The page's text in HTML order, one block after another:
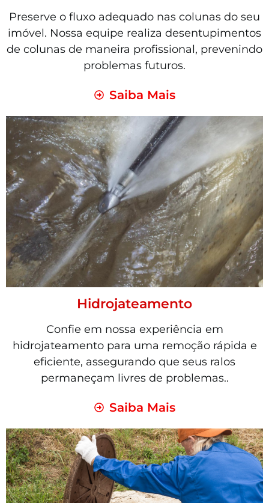
Preserve o fluxo adequado nas colunas do seu
imóvel. Nossa equipe realiza desentupimentos
de colunas de maneira profissional, prevenindo
problemas futuros.
Saiba Mais
Hidrojateamento
Confie em nossa experiência em
hidrojateamento para uma remoção rápida e
eficiente, assegurando que seus ralos
permaneçam livres de problemas..
Saiba Mais